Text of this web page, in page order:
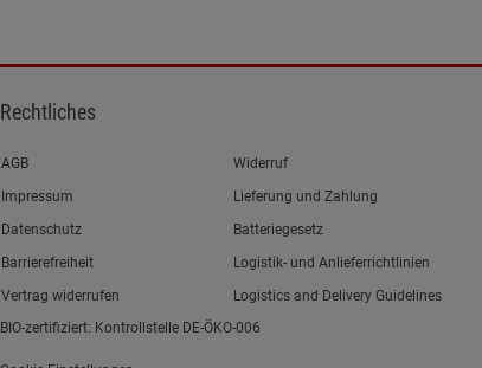
Rechtliches
Link zum/zur
AGB
Link zum/zur
Impressum
Link zum/zur
Datenschutz
Link zum/zur
Barrierefreiheit
Vertrag widerrufen
Widerruf
Lieferung und Zahlung
Batteriegesetz
Logistik- und Anlieferrichtlinien
Logistics and Delivery Guidelines
BIO-zertifiziert: Kontrollstelle DE-ÖKO-006